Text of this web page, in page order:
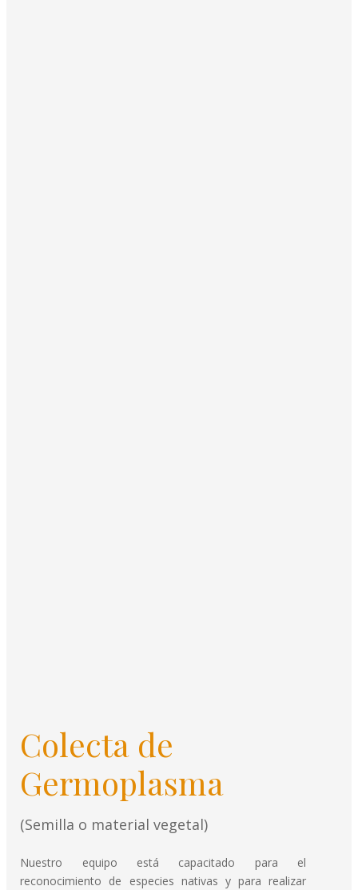
Colecta de
Germoplasma
(Semilla o material vegetal)
Nuestro equipo está capacitado para el
reconocimiento de especies nativas y para realizar